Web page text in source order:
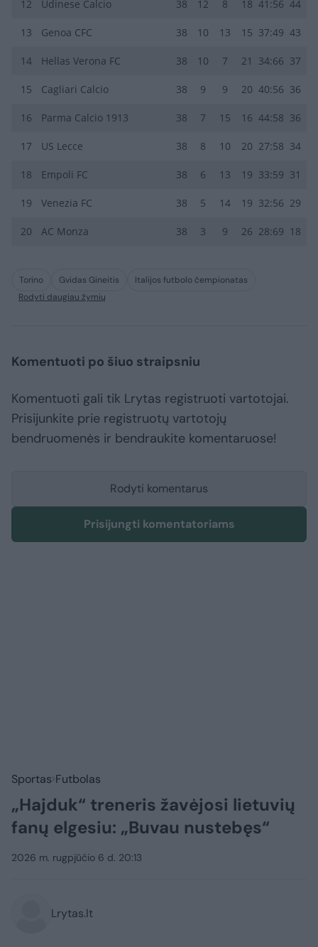
12 Udinese Calcio 38 12 8 18 41:56 44
13 Genoa CFC 38 10 13 15 37:49 43
14 Hellas Verona FC 38 10 7 21 34:66 37
15 Cagliari Calcio 38 9 9 20 40:56 36
16 Parma Calcio 1913 38 7 15 16 44:58 36
17 US Lecce 38 8 10 20 27:58 34
18 Empoli FC 38 6 13 19 33:59 31
19 Venezia FC 38 5 14 19 32:56 29
20 AC Monza 38 3 9 26 28:69 18
Torino Gvidas Gineitis
Italijos futbolo čempionatas
Rodyti daugiau žymių
Komentuoti po šiuo straipsniu
Komentuoti gali tik Lrytas registruoti vartotojai.
Prisijunkite prie registruotų vartotojų
bendruomenės ir bendraukite komentaruose!
Rodyti komentarus
Prisijungti komentatoriams
Sportas Futbolas
„Hajduk“ treneris žavėjosi lietuvių
fanų elgesiu: „Buvau nustebęs“
2026 m. rugpjūčio 6 d. 20:13
Lrytas.lt